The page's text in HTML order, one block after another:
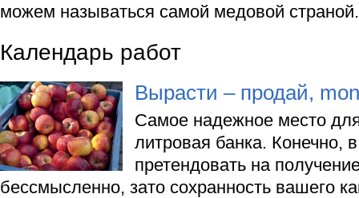
можем называться самой медовой страной.
Календарь работ
Вырасти – продай,
Самое надежное место
литровая банка. Конечно,
претендовать на
бессмысленно, зато сохранность вашего